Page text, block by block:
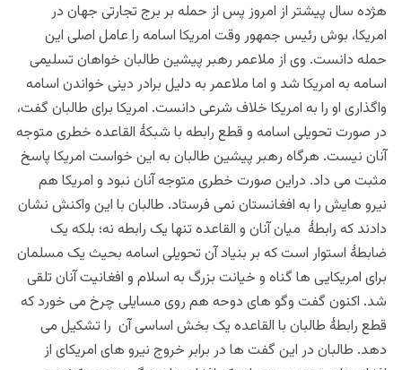
هژده سال پیشتر از امروز پس از حمله بر برج تجارتی جهان در
امریکا، بوش رئیس جمهور وقت امریکا اسامه را عامل اصلی این
حمله دانست. وی از ملاعمر رهبر پیشین طالبان خواهان تسلیمی
اسامه به امریکا شد و اما ملاعمر به دلیل برادر دینی خواندن اسامه
واگذاری او را به امریکا خلاف شرعی دانست. امریکا برای طالبان گفت،
در صورت تحویلی اسامه و قطع رابطه با شبکۀ القاعده خطری متوجه
آنان نیست. هرگاه رهبر پیشین طالبان به این خواست امریکا پاسخ
مثبت می داد. دراین صورت خطری متوجه آنان نبود و امریکا هم
نیرو هایش را به افغانستان نمی فرستاد. طالبان با این واکنش نشان
دادند که رابطۀ میان آنان و القاعده تنها یک رابطه نه؛ بلکه یک
ضابطۀ استوار است که بر بنیاد آن تحویلی اسامه بحیث یک مسلمان
برای امریکایی ها گناه و خیانت بزرگ به اسلام و افغانیت آنان تلقی
شد. اکنون گفت وگو های دوحه هم روی مسایلی چرخ می خورد که
قطع رابطۀ طالبان با القاعده یک بخش اساسی آن را تشکیل می
دهد. طالبان در این گفت ها در برابر خروج نیرو های امریکای از